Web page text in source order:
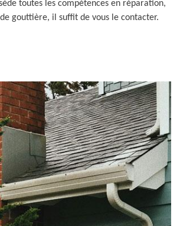
toutes les compétences en réparation,
gouttière, il suffit de vous le contacter.